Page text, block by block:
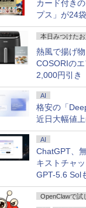
カード付き
プス」が24
本日みつけた
熱風で揚げ
COSORIの
2,000円引き
AI
格安の「
近日大幅値
AI
ChatGPT、
キストチャ
GPT-5.6 Sol
OpenClawで試